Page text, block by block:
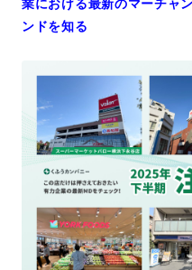
業における最新のマーチャ
ンドを知る